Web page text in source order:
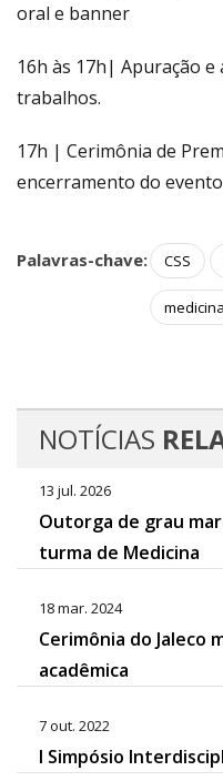
oral e banner
16h às 17h| Apuração e
trabalhos.
17h | Cerimônia de
encerramento do
Palavras-chave: CSS
medicina
NOTÍCIAS
13 jul. 2026
Outorga de grau
turma de Medicina
18 mar. 2024
Cerimônia do Jaleco
acadêmica
7 out. 2022
I Simpósio